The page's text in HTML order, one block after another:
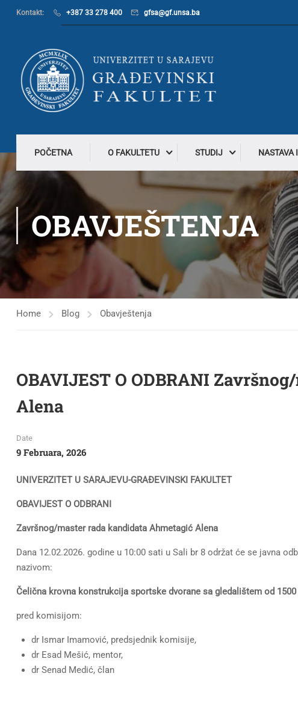
Kontakt: +387 33 278 400 gfsa@gf.unsa.ba
POČETNA O FAKULTETU STUDIJ NASTAVA
OBAVJEŠTENJA
Home Blog Obavještenja
OBAVIJEST O ODBRANI
Alena
Date
9 Februara, 2026
UNIVERZITET U SARAJEVU-GRAĐEVINSKI FAKULTET
OBAVIJEST O ODBRANI
Završnog/master rada kandidata Ahmetagić Alena
Dana 12.02.2026. godine u 10:00 sati u Sali br 8 održat će se javna
nazivom:
Čelična krovna konstrukcija sportske dvorane sa gledalištem od
pred komisijom:
dr Ismar Imamović, predsjednik komisije,
dr Esad Mešić, mentor,
dr Senad Medić, član